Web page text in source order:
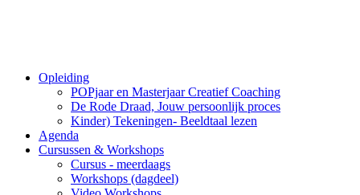
Opleiding
POPjaar en Masterjaar Creatief Coaching
De Rode Draad, Jouw persoonlijk proces
Kinder) Tekeningen- Beeldtaal lezen
Agenda
Cursussen & Workshops
Cursus - meerdaags
Workshops (dagdeel)